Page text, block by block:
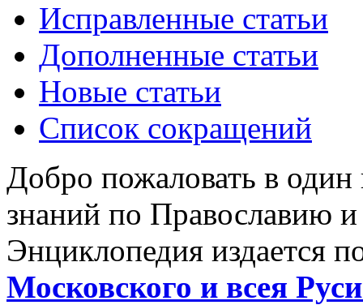
Исправленные статьи
Дополненные статьи
Новые статьи
Список сокращений
Добро пожаловать в
знаний по Православию
Энциклопедия издается
Московского и всея